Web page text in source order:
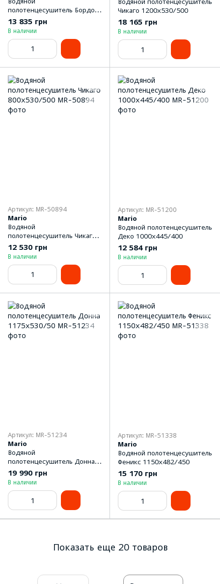
полотенцесушитель Бордо
1600x500/1570
13 835 грн
В наличии
Чикаго 1200x530/500
18 165 грн
В наличии
Артикул: MR-50894
Mario
Водяной
полотенцесушитель Чикаго
800x530/500
12 530 грн
В наличии
Артикул: MR-51200
Mario
Водяной полотенцесушитель
Деко 1000x445/400
12 584 грн
В наличии
Артикул: MR-51234
Mario
Водяной
полотенцесушитель Донна
1175x530/50
19 990 грн
В наличии
Артикул: MR-51338
Mario
Водяной полотенцесушитель
Феникс 1150x482/450
15 170 грн
В наличии
Показать еще 20 товаров